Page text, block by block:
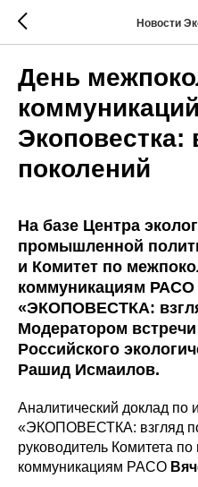
Новости
День
Экоповестка:
поколений
На базе Центра
промышленной
и Комитет по
коммуникациям РАСО
«ЭКОПОВЕСТКА:
Модератором встречи
Российского
Рашид Исмаилов.
Аналитический доклад по
«ЭКОПОВЕСТКА: взгляд
руководитель Комитета
коммуникациям РАСО